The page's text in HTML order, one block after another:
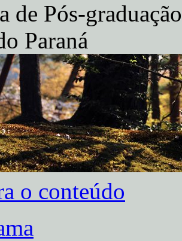
de Pós-
Paraná
o conteúdo